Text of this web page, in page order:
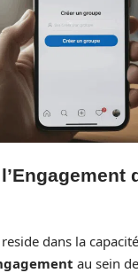
dans la
au sein